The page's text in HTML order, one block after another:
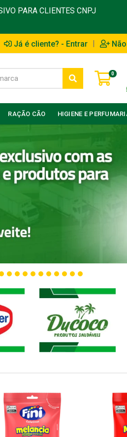
PARA CLIENTES CNPJ
Já é cliente? - Entrar |
0
RAÇÃO CÃO HIGIENE E